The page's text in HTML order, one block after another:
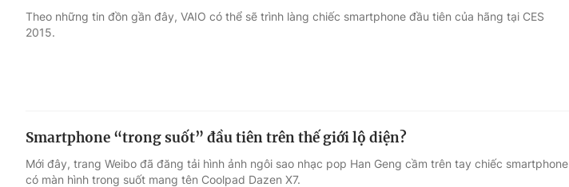
Theo những tin đồn gần đây, VAIO có thể sẽ trình làng chiếc smartphone đầu tiên của hãng tại CES
2015.
Smartphone “trong suốt” đầu tiên trên thế giới lộ diện?
Mới đây, trang Weibo đã đăng tải hình ảnh ngôi sao nhạc pop Han Geng cầm trên tay chiếc smartphone
có màn hình trong suốt mang tên Coolpad Dazen X7.